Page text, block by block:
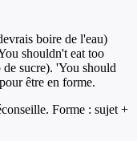
boire de l'eau)
shouldn't eat too
sucre). 'You should
être en forme.
Forme : sujet +